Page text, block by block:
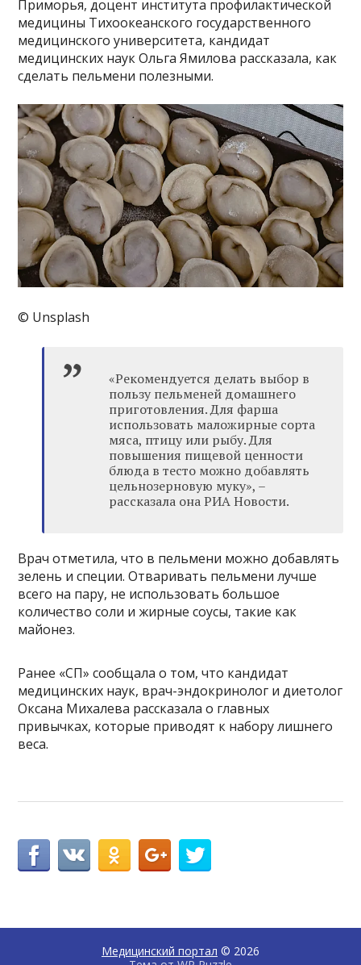
Приморья, доцент института профилактической
медицины Тихоокеанского государственного
медицинского университета, кандидат
медицинских наук Ольга Ямилова рассказала, как
сделать пельмени полезными.
© Unsplash
«Рекомендуется делать выбор в
пользу пельменей домашнего
приготовления. Для фарша
использовать маложирные сорта
мяса, птицу или рыбу. Для
повышения пищевой ценности
блюда в тесто можно добавлять
цельнозерновую муку», –
рассказала она РИА Новости.
Врач отметила, что в пельмени можно добавлять
зелень и специи. Отваривать пельмени лучше
всего на пару, не использовать большое
количество соли и жирные соусы, такие как
майонез.
Ранее «СП» сообщала о том, что кандидат
медицинских наук, врач-эндокринолог и диетолог
Оксана Михалева рассказала о главных
привычках, которые приводят к набору лишнего
веса.
Медицинский портал © 2026